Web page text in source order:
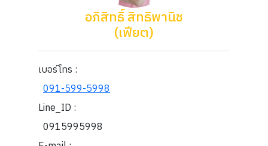
อภิสิทธิ์ สิทธิพานิช
(เฟียต)
เบอร์โทร :
091-599-5998
Line_ID :
0915995998